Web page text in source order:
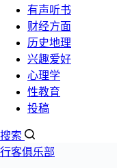
有声听书
财经方面
历史地理
兴趣爱好
心理学
性教育
投稿
搜索
行客俱乐部
网站首页 2月 2023
美元为什么又
挂钩体系的建立
2023年2月11日
阅读数量：5638次